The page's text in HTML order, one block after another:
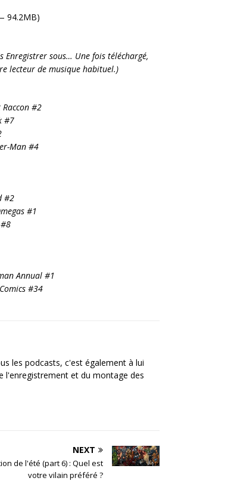
94.2MB)
sous… Une fois téléchargé,
lecteur de musique habituel.)
Raccon#2
#7
Man #4
#2
#1
Annual #1
#34
les podcasts, c'est également à lui
l'enregistrement et du montage des
NEXT
de l'été (part 6) : Quel est
votre vilain préféré ?